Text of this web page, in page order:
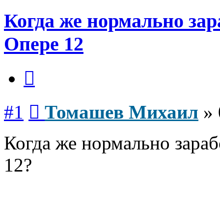
Когда же нормально
Опере 12
#1 Томашев Михаил »
Когда же нормально
12?